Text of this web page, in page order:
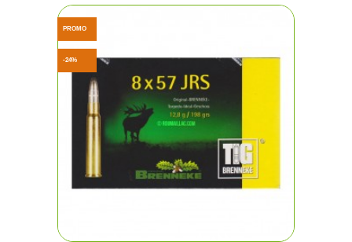
PROMO
-24%